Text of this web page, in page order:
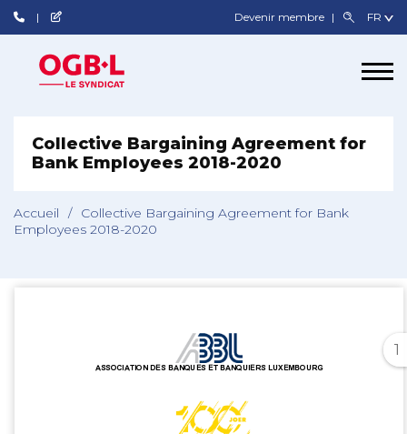
Devenir membre
Collective Bargaining Agreement for
Bank Employees 2018-2020
Accueil /
Collective Bargaining Agreement for Bank
Employees 2018-2020
1